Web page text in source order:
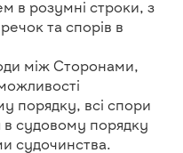
в розумні строки, з
та спорів в
між Сторонами,
порядку, всі спори
в судовому порядку
судочинства.